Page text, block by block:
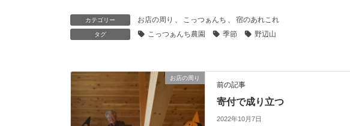
カテゴリー お店の周り こっつぁんち 宿のあれこれ
タグ こっつぁんち農園 季節 野辺山
お店の周り
前の記事
寄付で成り立つ
2022年10月7日